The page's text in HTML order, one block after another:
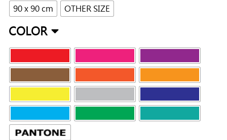
90 x 90 cm
OTHER SIZE
COLOR